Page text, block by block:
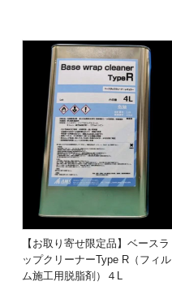
【お取り寄せ限定品】ベースラ
ップクリーナーType R（フィル
ム施工用脱脂剤）４L